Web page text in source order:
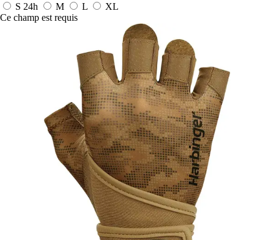
S 24h M L
XL
Ce champ est requis